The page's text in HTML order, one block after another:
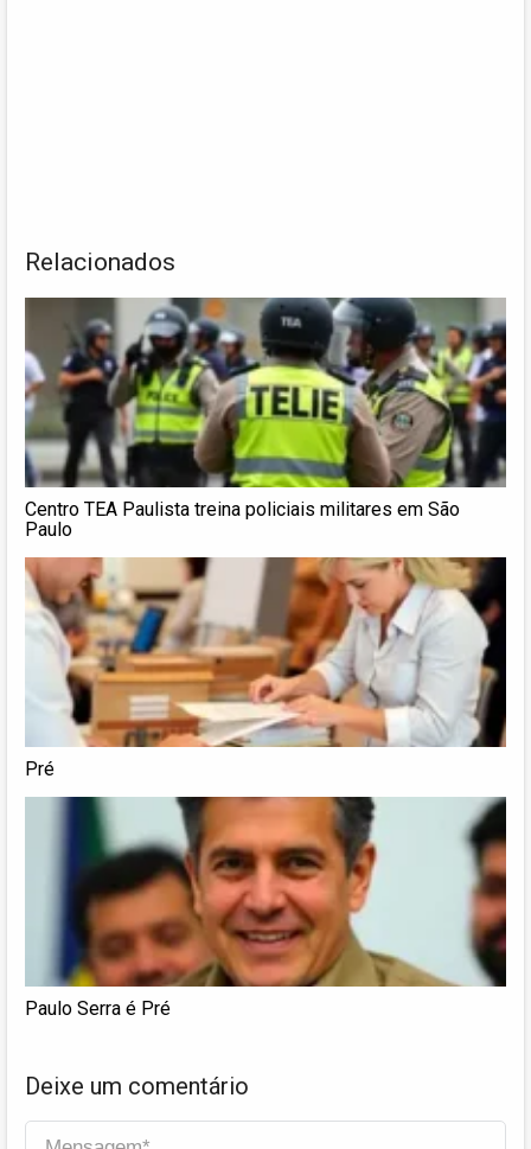
Relacionados
Centro TEA Paulista treina policiais militares em São
Paulo
Pré
Paulo Serra é Pré
Deixe um comentário